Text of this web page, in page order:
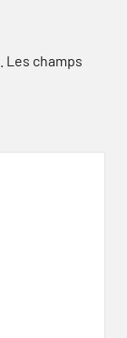
Les champs